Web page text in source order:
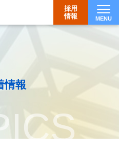
MENU
採用
情報
情報